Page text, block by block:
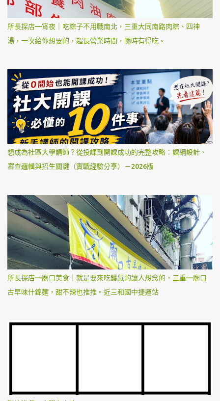
所長探店—宵夜｜吃粽子不用戰南北，三重大同南路肉粽、四神
湯，一次給你想要的，超長營業時間，隨時有得吃。
想成為社區大學講師？從投課到開課成功的完整攻略：課綱設計、
審查邏輯與招生關鍵（實戰經驗分享）－2026版
所長探店—廟口美食｜就是要來吃鑊氣的讓人想念的，三重—廟口
古早味什錦麵，甜不辣也推推。近三和國中捷運站